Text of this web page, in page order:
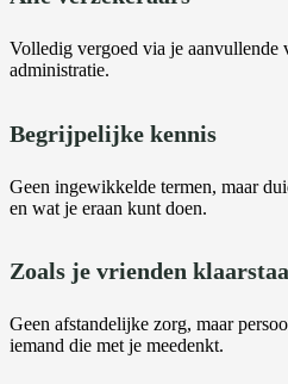
Volledig vergoed via je aanvullende
administratie.
Begrijpelijke kennis
Geen ingewikkelde termen, maar
en wat je eraan kunt doen.
Zoals je vrienden
Geen afstandelijke zorg, maar
iemand die met je meedenkt.